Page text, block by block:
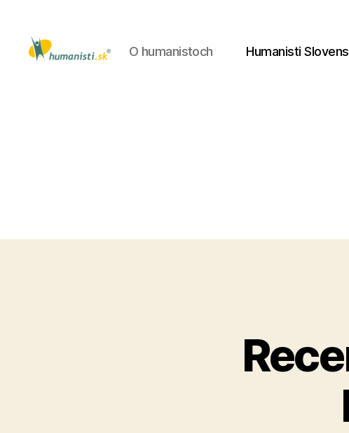
O humanistoch Humanisti